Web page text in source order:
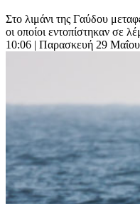
Στο λιμάνι της Γαύδου
οι οποίοι εντοπίστηκαν σε
10:06 | Παρασκευή 29